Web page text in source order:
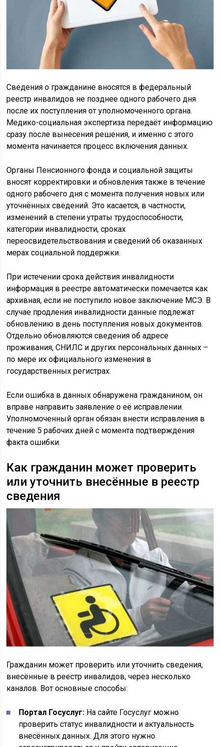
Сведения о гражданине вносятся в федеральный
реестр инвалидов не позднее одного рабочего дня
после их поступления от уполномоченного органа.
Медико-социальная экспертиза передаёт информацию
сразу после вынесения решения, и именно с этого
момента начинается процесс включения данных.
Органы Пенсионного фонда и социальной защиты
вносят корректировки и обновления также в течение
одного рабочего дня с момента получения новых или
уточнённых сведений. Это касается, в частности,
изменений в степени утраты трудоспособности,
категории инвалидности, сроках
переосвидетельствования и сведений об оказанных
мерах социальной поддержки.
При истечении срока действия инвалидности
информация в реестре автоматически помечается как
архивная, если не поступило новое заключение МСЭ. В
случае продления инвалидности данные подлежат
обновлению в день поступления новых документов.
Отдельно обновляются сведения об адресе
проживания, СНИЛС и других персональных данных –
по мере их официального изменения в
государственных регистрах.
Если ошибка в данных обнаружена гражданином, он
вправе направить заявление о её исправлении.
Уполномоченный орган обязан внести исправления в
течение 5 рабочих дней с момента подтверждения
факта ошибки.
Как гражданин может проверить
или уточнить внесённые в реестр
сведения
Гражданин может проверить или уточнить сведения,
внесённые в реестр инвалидов, через несколько
каналов. Вот основные способы:
Портал Госуслуг: На сайте Госуслуг можно
проверить статус инвалидности и актуальность
внесённых данных. Для этого нужно